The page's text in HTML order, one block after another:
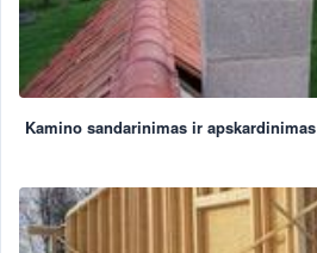
Kamino sandarinimas ir apskardinimas